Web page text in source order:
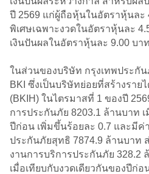
ปี 2569 แก่ผู้ถือหุ้นในอัตราหุ้นละ
พิเศษเฉพาะงวดในอัตราหุ้นละ
เงินปันผลในอัตราหุ้นละ 9.00 บ
ในส่วนของบริษัท กรุงเทพประกั
BKI ซึ่งเป็นบริษัทย่อยที่สร้างราย
(BKIH) ในไตรมาสที่ 1 ของปี
การประกันภัย 8203.1 ล้านบาท
ปีก่อน เพิ่มขึ้นร้อยละ 0.7 และมีค่
ประกันภัยสุทธิ 7874.9 ล้านบาท
งานการบริการประกันภัย 328.2
เมื่อเทียบกับงวดเดียวกันของปีก่